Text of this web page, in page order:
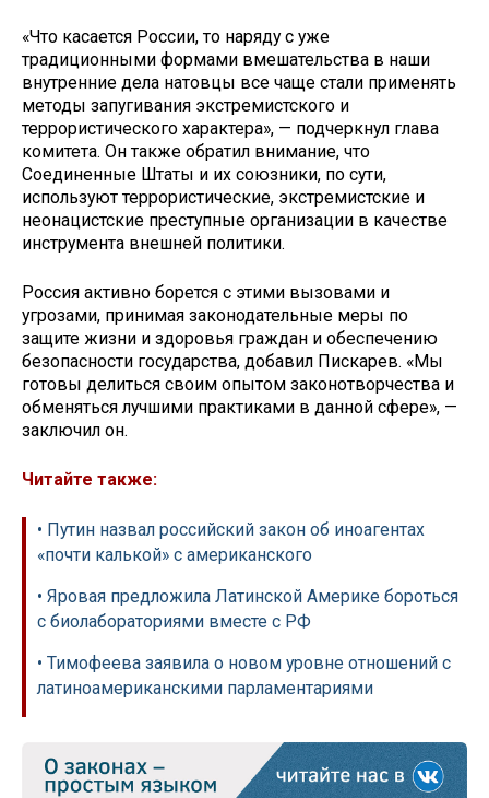
«Что касается России, то наряду с уже
традиционными формами вмешательства в наши
внутренние дела натовцы все чаще стали применять
методы запугивания экстремистского и
террористического характера», — подчеркнул глава
комитета. Он также обратил внимание, что
Соединенные Штаты и их союзники, по сути,
используют террористические, экстремистские и
неонацистские преступные организации в качестве
инструмента внешней политики.
Россия активно борется с этими вызовами и
угрозами, принимая законодательные меры по
защите жизни и здоровья граждан и обеспечению
безопасности государства, добавил Пискарев. «Мы
готовы делиться своим опытом законотворчества и
обменяться лучшими практиками в данной сфере», —
заключил он.
Читайте также:
• Путин назвал российский закон об иноагентах
«почти калькой» с американского
• Яровая предложила Латинской Америке бороться
с биолабораториями вместе с РФ
• Тимофеева заявила о новом уровне отношений с
латиноамериканскими парламентариями